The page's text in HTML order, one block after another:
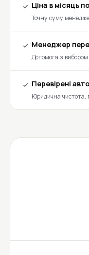
Ціна в місяць
Точну суму
Менеджер
Допомога з
Перевірені авто
Юридична чистота,